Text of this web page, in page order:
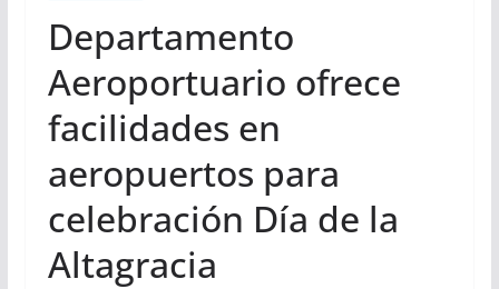
Departamento
Aeroportuario ofrece
facilidades en
aeropuertos para
celebración Día de la
Altagracia